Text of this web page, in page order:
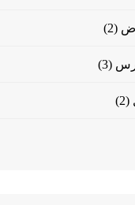
(2)
(3)
(2)